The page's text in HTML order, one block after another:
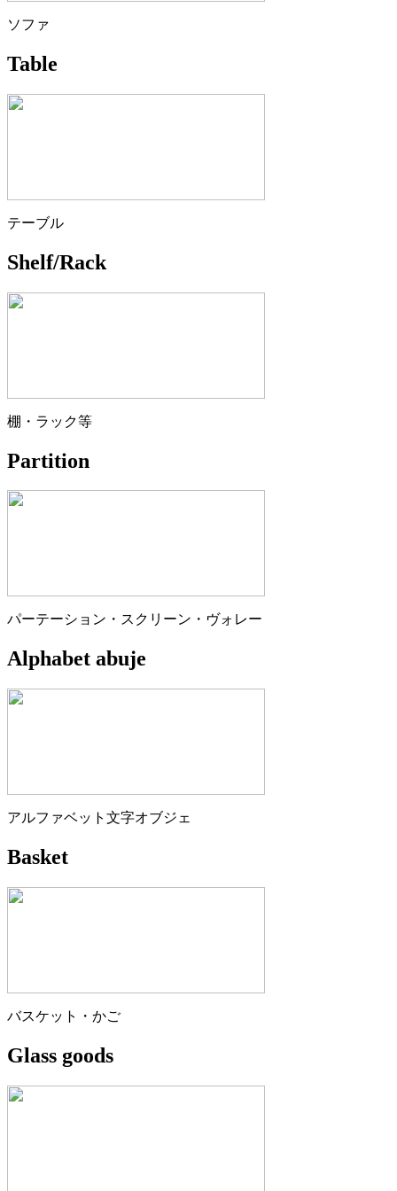
ソファ
Table
テーブル
Shelf/Rack
棚・ラック等
Partition
パーテーション・スクリーン・ヴォレー
Alphabet abuje
アルファベット文字オブジェ
Basket
バスケット・かご
Glass goods